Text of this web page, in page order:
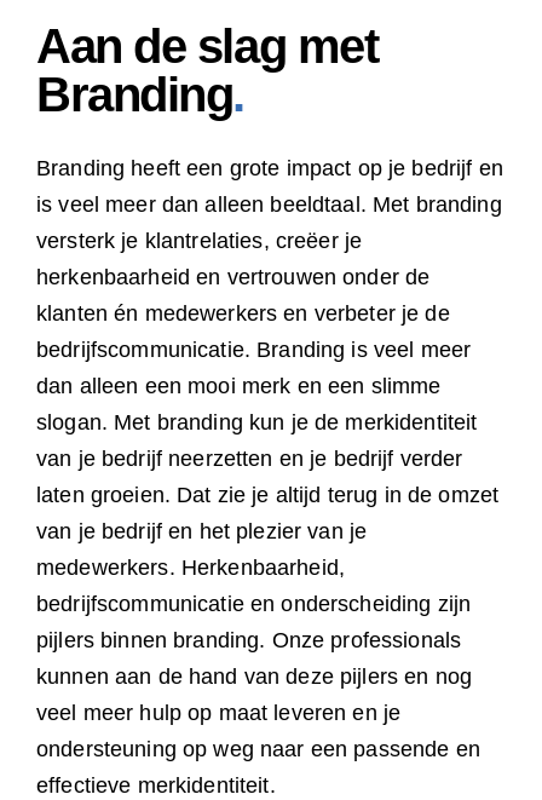
Aan de slag met
Branding.
Branding heeft een grote impact op je bedrijf en
is veel meer dan alleen beeldtaal. Met branding
versterk je klantrelaties, creëer je
herkenbaarheid en vertrouwen onder de
klanten én medewerkers en verbeter je de
bedrijfscommunicatie. Branding is veel meer
dan alleen een mooi merk en een slimme
slogan. Met branding kun je de merkidentiteit
van je bedrijf neerzetten en je bedrijf verder
laten groeien. Dat zie je altijd terug in de omzet
van je bedrijf en het plezier van je
medewerkers. Herkenbaarheid,
bedrijfscommunicatie en onderscheiding zijn
pijlers binnen branding. Onze professionals
kunnen aan de hand van deze pijlers en nog
veel meer hulp op maat leveren en je
ondersteuning op weg naar een passende en
effectieve merkidentiteit.